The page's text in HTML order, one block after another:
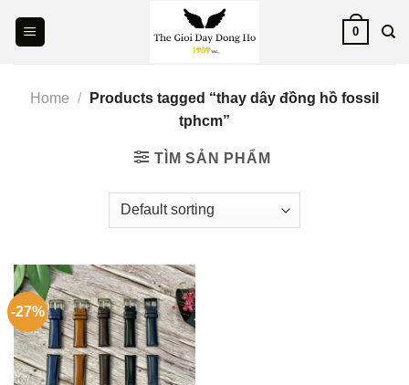
0
Home /
Products tagged “thay dây đồng hồ fossil
tphcm”
TÌM SẢN PHẨM
-27%